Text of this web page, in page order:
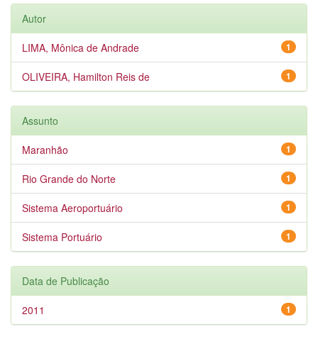
Autor
1
LIMA, Mônica de Andrade
1
OLIVEIRA, Hamilton Reis de
Assunto
1
Maranhão
1
Rio Grande do Norte
1
Sistema Aeroportuário
1
Sistema Portuário
Data de Publicação
1
2011